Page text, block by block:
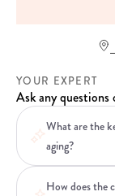
YOUR EXPERT
Ask any
What are the
aging?
How does the